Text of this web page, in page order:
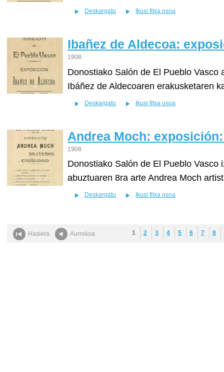
Deskargatu Ikusi fitxa osoa
Ibañez de Aldecoa:
1908
Donostiako Salón de El Pueblo Vasco
Ibáñez de Aldecoaren erakusketaren
Deskargatu Ikusi fitxa osoa
Andrea Moch:
1908
Donostiako Salón de El Pueblo Vasco
abuztuaren 8ra arte Andrea Moch
Deskargatu Ikusi fitxa osoa
Hasiera Aurrekoa 1 2 3 4 5 6 7 8